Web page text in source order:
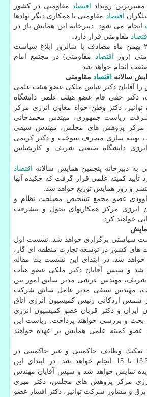
رویداد
اقتصاد مقاومتی در كشور
اقتصاد مقاومتی با همكاری دیگر نهادها
انجام می شود. دبیرخانه این همایش باز در
اقتصاد مقاومتی قرار دارد.
همایش سال جاری، ۲۹ بهمن ماه مصادف با سالروز ابلاغ سیاست
(روز اقتصاد
مقاومتی) در مجتمع امام
انجام خواهد شد.
سالانه اقتصاد مقاومتی
را آقایان دكتر عباس ملكی عضو هیئت علمی
دكتر حقی فام عضو هیئت علمی دانشگاه
دكتر وطن خواه معاون انرژی مركز
ریاست جمهوری، مهندس محمدخانی
مركز پژوهش های مجلس، مهندس سیفی
بهینه سازی مصرف سوخت و دكتر كریمی
انرژی دانشگاه صنعتی شریف و كارشناس
اقتصاد
مقاله مورد تأیید كمیته علمی قرار گرفت كه چكیده آنها
و روز همایش توزیع خواهد شد.
عضو مجمع تشخیص مصلحت نظام و
انرژی مركز همكاریهای تحول و پیشرفت
خواهند كرد.
سیاستی برگزاری خواهد شد. نشست اول
های كشور در توسعه تجارت منطقه ای گاز،
تا 12 انجام خواهد شد. در ابتدای این نشست یك مقاله
شد و سپس آقایان دكتر ملكی عضو هیأت
شریف، مهندس عرشی مدیر سابق امور بین
مهندس سیفی مدیر عامل سابق شركت
شمس اردكانی رئیس كمیسیون انرژی اتاق
ایران و دكتر قربان عضو كمیسیون انرژی
به بحث و بررسی خواهند پرداخت. ریاست این
كمیته علمی همایش بر عهده خواهند
وظایف حاكمیتی و غیر حاكمیتی در
صنعت برق ساعت 13.30 تا 15 انجام خواهد شد. در ابتدای این
نمایش خواهد شد و سپس آقایان مهندس
مركز پژوهش های مجلس، دكتر میری
برق و مشاور شركت توانیر، دكتر افشار عضو